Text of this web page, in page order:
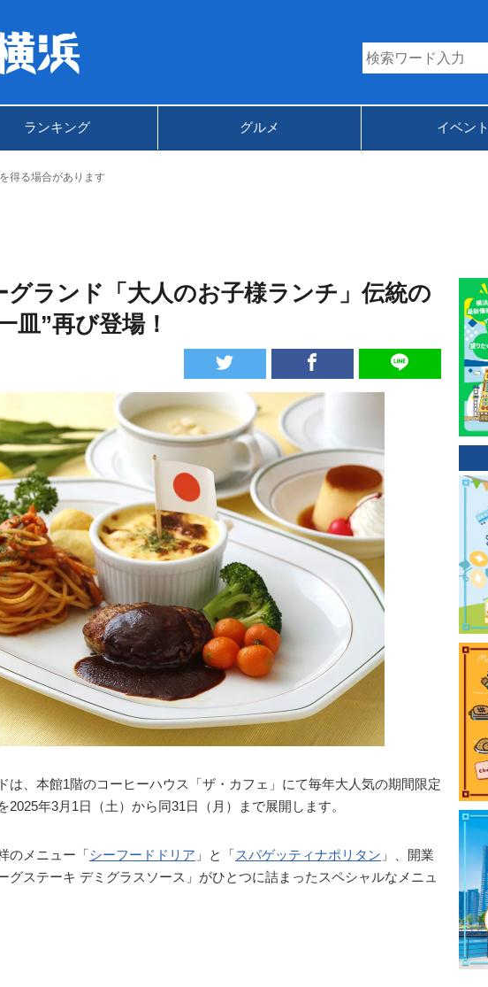
ランキング グルメ イベント
得る場合があります
ランド「大人のお子様ランチ」伝統の
皿”再び登場！
は、本館1階のコーヒーハウス「ザ・カフェ」にて毎年大人気の期間限定
2025年3月1日（土）から同31日（月）まで展開します。
のメニュー「シーフードドリア 」と「スパゲッティナポリタン 」、開業
グステーキ デミグラスソース」がひとつに詰まったスペシャルなメニュ